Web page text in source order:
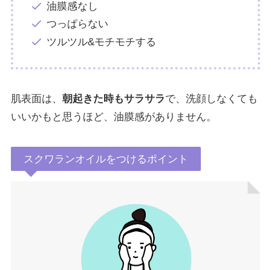
油膜感なし
つっぱらない
ツルツル&モチモチする
肌表面は、 朝起きた時もサラサラで、洗顔しなくても
いいかもと思うほど、油膜感がありません。
スクワランオイルをつけるポイント